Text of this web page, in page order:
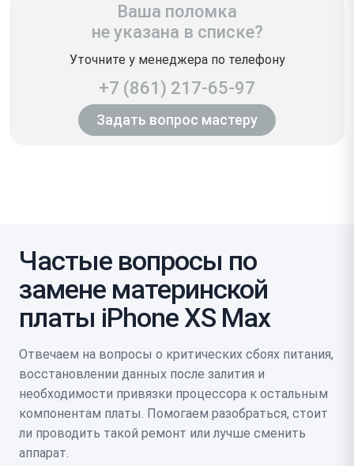
Ваша поломка
не указана в списке?
Уточните у менеджера по телефону
+7 (861) 217-65-97
Задать вопрос мастеру
Частые вопросы по
замене материнской
платы iPhone XS Max
Отвечаем на вопросы о критических сбоях питания,
восстановлении данных после залития и
необходимости привязки процессора к остальным
компонентам платы. Помогаем разобраться, стоит
ли проводить такой ремонт или лучше сменить
аппарат.